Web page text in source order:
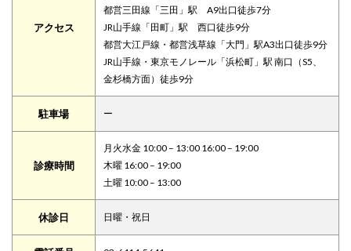
アクセス
都営三田線「三田」駅 A9出口徒歩7分
JR山手線「田町」駅 西口徒歩9分
都営大江戸線・都営浅草線「大門」駅A3出口徒歩9分
JR山手線・東京モノレール「浜松町」駅 南口（S5、
金杉橋方面）徒歩9分
駐車場 ー
診療時間
月火水金 10:00 – 13:00 16:00 – 19:00
木曜 16:00 – 19:00
土曜 10:00 – 13:00
休診日 日曜・祝日